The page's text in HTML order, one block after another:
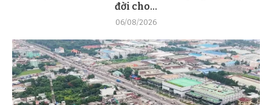
đời cho...
06/08/2026